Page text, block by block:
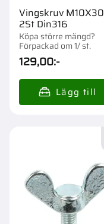
Vingskruv M10X30
2St Din316
Köpa större mängd?
Förpackad om 1/ st.
129,00:-